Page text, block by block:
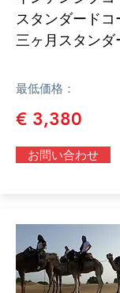
スタンダード
三ヶ月スタン
最低価格：
€ 3,380
お問い合わせ